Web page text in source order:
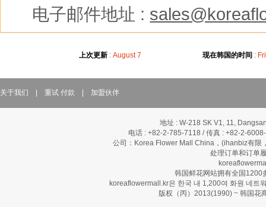
电子邮件地址 :
上次更新 : August 7 现在韩国的时间 :
关于我们 重试 付款 加盟伙伴
地址 : W-218 SK V1, 11,
电话 : +82-2-785-7118 / 传真 : +82-2-
公司：Korea Flower Mall China，(ihanbiz有限
处理订单和订单
韩国鲜花网站拥有全国1200
koreaflowermall.kr은 한국 내 1,200여 화원 네트
版权（丙）2013(1990) ~ 韩国花